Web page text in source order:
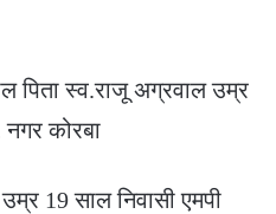
पिता स्व.राजू अग्रवाल उम्र
कोरबा
19 साल निवासी एमपी